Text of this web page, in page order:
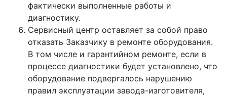
фактически выполненные работы и
диагностику.
Сервисный центр оставляет за собой право
отказать Заказчику в ремонте оборудования.
В том числе и гарантийном ремонте, если в
процессе диагностики будет установлено, что
оборудование подвергалось нарушению
правил эксплуатации завода-изготовителя,